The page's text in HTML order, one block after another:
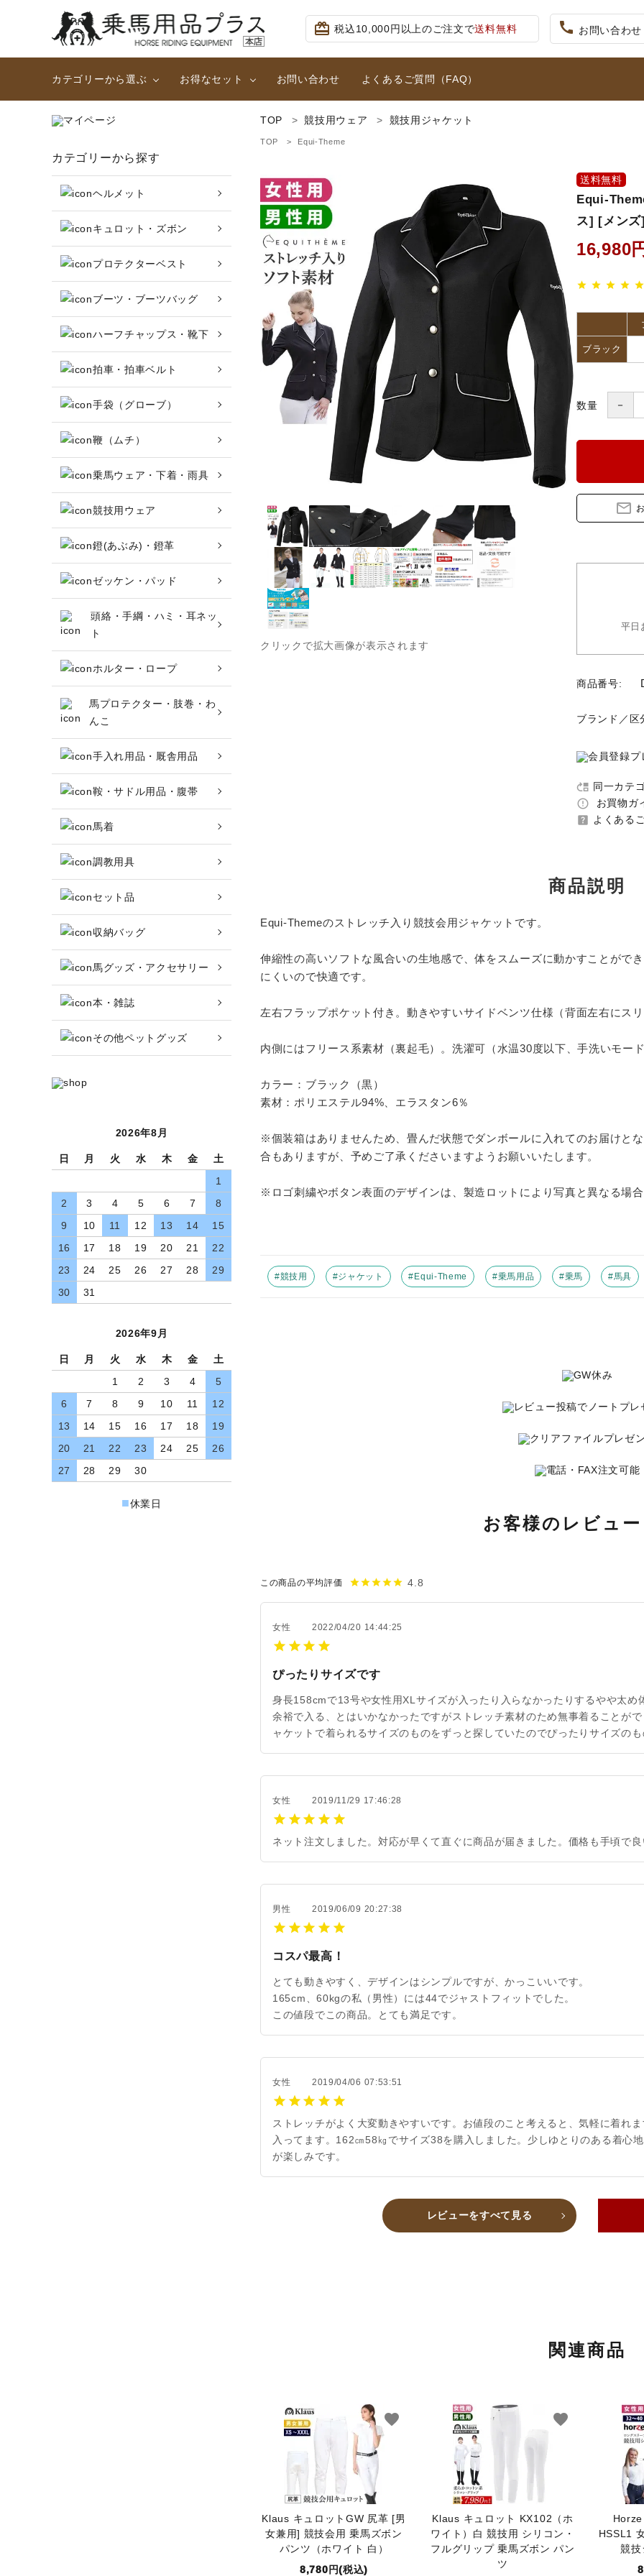
card_giftcard 税込10,000円以上のご注文で送料無料 call お問い合わ
カテゴリーから選ぶ
キュロット・ズボン
乗馬ウェア・下着・雨具 競技用ウェア 鐙(あぶみ)・鐙革
頭絡・手綱・ハミ・耳ネット ホルター・ロープ
馬プロテクター・肢
鞍・サドル用品・腹帯 馬着 調教用具
馬グッズ・アクセサリー 本・雑誌
ブランド一覧 コンテンツ記事
お得なセット
大人用２点セット (足まわり)
女性用ハイグレード2点セット 女性用ハイグレード5点セット
お問い合わせ よくあるご質問（FAQ）
ブーツ・ブーツバッグ
ハーフチャップス・靴下
拍車・拍車ベルト
手袋（グローブ）
鞭（ムチ）
ホルター・ロープ
馬プロテクター・肢巻・わんこ
手入れ用品・厩舎用品
鞍・サドル用品・腹帯
馬着
調教用具
セット品
収納バッグ
馬グッズ・アクセサリー
本・雑誌
その他ペットグッズ
ブランド一覧
コンテンツ記事
INFORMATIOM
お買い物ガイド
よくあるご質問（FAQ）
特定商取引法について
お問い合わせ
ACCOUNT MENU
ようこそ ゲスト 様
TOP 競技用ウェア 競技用ジャケット
TOP Equi-Theme
クリックで拡大画像が表示されます
送料無料
Equi-
ス] [メン
16,980
star star star star star
ブラック
数量 －
mail_outline
平日
商品番号:
ブランド／区
move_up 同一カテ
error_outline お買物ガ
help_center よくある
商品説明
Equi-Themeのストレッチ入り競技会用ジャケットです。
伸縮性の高いソフトな風合いの生地感で、体をスムーズに動かすことがで
にくいので快適です。
左右フラップポケット付き。動きやすいサイドベンツ仕様（背面左右にス
内側にはフリース系素材（裏起毛）。洗濯可（水温30度以下、手洗いモー
カラー：ブラック（黒）
素材：ポリエステル94%、エラスタン6％
※個装箱はありませんため、畳んだ状態でダンボールに入れてのお届けと
合もありますが、予めご了承くださいますようお願いいたします。
※ロゴ刺繍やボタン表面のデザインは、製造ロットにより写真と異なる場
#競技用 #ジャケット #Equi-Theme #乗馬用品 #乗馬 #馬具
お客様のレビュ
この商品の平均評価 starstarstarstarstar 4.8
女性 2022/04/20 14:44:25
ぴったりサイズです
身長158cmで13号や女性用XLサイズが入ったり入らなかったりするやや太
余裕で入る、とはいかなかったですがストレッチ素材のため無事着ることが
ャケットで着られるサイズのものをずっと探していたのでぴったりサイズの
女性 2019/11/29 17:46:28
ネット注文しました。対応が早くて直ぐに商品が届きました。価格も手頃で
男性 2019/06/09 20:27:38
コスパ最高！
とても動きやすく、デザインはシンプルですが、かっこいいです。
165cm、60kgの私（男性）には44でジャストフィットでした。
この値段でこの商品。とても満足です。
女性 2019/04/06 07:53:51
ストレッチがよく大変動きやすいです。お値段のこと考えると、気軽に着れ
入ってます。162㎝58㎏でサイズ38を購入しました。少しゆとりのある着心
が楽しみです。
レビューをすべて見る
関連商品
Klaus キュロットGW 尻革 [男
女兼用] 競技会用 乗馬ズボン
パンツ（ホワイト 白）
8,780円(税込)
favorite
Klaus キュロット KX102（ホ
ワイト）白 競技用 シリコン・
フルグリップ 乗馬ズボン パン
ツ
favorite
HSSL1
競技
カテゴリーから探す
ヘルメット
キュロット・ズボン
プロテクターベスト
ブーツ・ブーツバッグ
ハーフチャップス・靴下
拍車・拍車ベルト
手袋（グローブ）
鞭（ムチ）
乗馬ウェア・下着・雨具
競技用ウェア
鐙(あぶみ)・鐙革
ゼッケン・パッド
頭絡・手綱・ハミ・耳ネッ
ト
ホルター・ロープ
馬プロテクター・肢巻・わ
んこ
手入れ用品・厩舎用品
鞍・サドル用品・腹帯
馬着
調教用具
セット品
収納バッグ
馬グッズ・アクセサリー
本・雑誌
その他ペットグッズ
2026年8月
日 月 火 水 木 金
土
1
2
3 4 5 6 7
8
9
10 11 12 13 14
15
16
17 18 19 20 21
22
23
24 25 26 27 28
29
30
31
2026年9月
日 月 火 水 木 金
土
1
2 3 4
5
6
7 8 9 10 11
12
13
14 15 16 17 18
19
20
21 22 23 24 25
26
27
28 29 30
■休業日